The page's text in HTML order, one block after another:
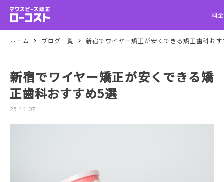
料金
ホーム ブログ一覧 新宿でワイヤー矯正が安くできる矯正歯科お
新宿でワイヤー矯正が安くできる矯
正歯科おすすめ5選
25.11.07